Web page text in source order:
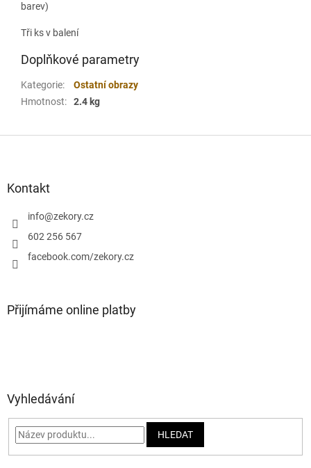
barev)
Tři ks v balení
Doplňkové parametry
Kategorie:
Ostatní obrazy
Hmotnost: 2.4 kg
Kontakt
info@zekory.cz
602 256 567
facebook.com/zekory.cz
Přijímáme online platby
Vyhledávání
HLEDAT